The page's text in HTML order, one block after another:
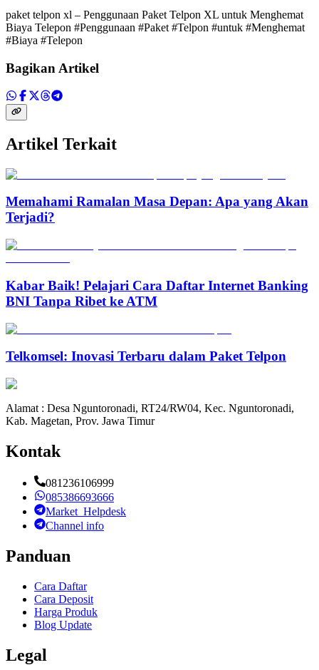
paket telpon xl – Penggunaan Paket Telpon XL untuk Menghemat
Biaya Telepon #Penggunaan #Paket #Telpon #untuk #Menghemat
#Biaya #Telepon
Bagikan Artikel
Artikel Terkait
Memahami Ramalan Masa Depan: Apa yang Akan
Terjadi?
Kabar Baik! Pelajari Cara Daftar Internet Banking
BNI Tanpa Ribet ke ATM
Telkomsel: Inovasi Terbaru dalam Paket Telpon
Alamat : Desa Nguntoronadi, RT24/RW04, Kec. Nguntoronadi,
Kab. Magetan, Prov. Jawa Timur
Kontak
081236106999
085386693666
Market_Helpdesk
Channel info
Panduan
Cara Daftar
Cara Deposit
Harga Produk
Blog Update
Legal